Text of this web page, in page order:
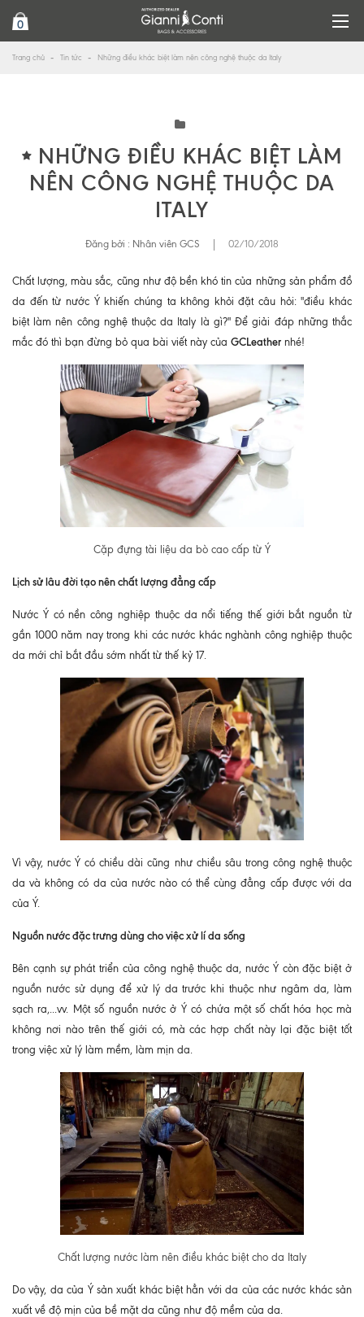
0
Trang chủ Tin tức Những điều khác biệt làm nên công nghệ thuộc da Italy
NHỮNG ĐIỀU KHÁC BIỆT LÀM
NÊN CÔNG NGHỆ THUỘC DA
ITALY
Đăng bởi : Nhân viên GCS 02/10/2018
Chất lượng, màu sắc, cũng như độ bền khó tin của những sản phẩm đồ
da đến từ nước Ý khiến chúng ta không khỏi đặt câu hỏi: "điều khác
biệt làm nên công nghệ thuộc da Italy là gì?" Để giải đáp những thắc
mắc đó thì bạn đừng bỏ qua bài viết này của GCLeather nhé!
Cặp đựng tài liệu da bò cao cấp từ Ý
Lịch sử lâu đời tạo nên chất lượng đẳng cấp
Nước Ý có nền công nghiệp thuộc da nổi tiếng thế giới bắt nguồn từ
gần 1000 năm nay trong khi các nước khác nghành công nghiệp thuộc
da mới chỉ bắt đầu sớm nhất từ thế kỷ 17.
Vì vậy, nước Ý có chiều dài cũng như chiều sâu trong công nghệ thuộc
da và không có da của nước nào có thể cùng đẳng cấp được với da
của Ý.
Nguồn nước đặc trưng dùng cho việc xử lí da sống
Bên cạnh sự phát triển của công nghệ thuộc da, nước Ý còn đặc biệt ở
nguồn nước sử dụng để xử lý da trước khi thuộc như ngâm da, làm
sạch ra,...vv. Một số nguồn nước ở Ý có chứa một số chất hóa học mà
không nơi nào trên thế giới có, mà các hợp chất này lại đặc biệt tốt
trong việc xử lý làm mềm, làm mịn da.
Chất lượng nước làm nên điều khác biệt cho da Ita ly
Do vậy, da của Ý sản xuất khác biệt hẳn với da của các nước khác sản
xuất về độ mịn của bề mặt da cũng như độ mềm của da.